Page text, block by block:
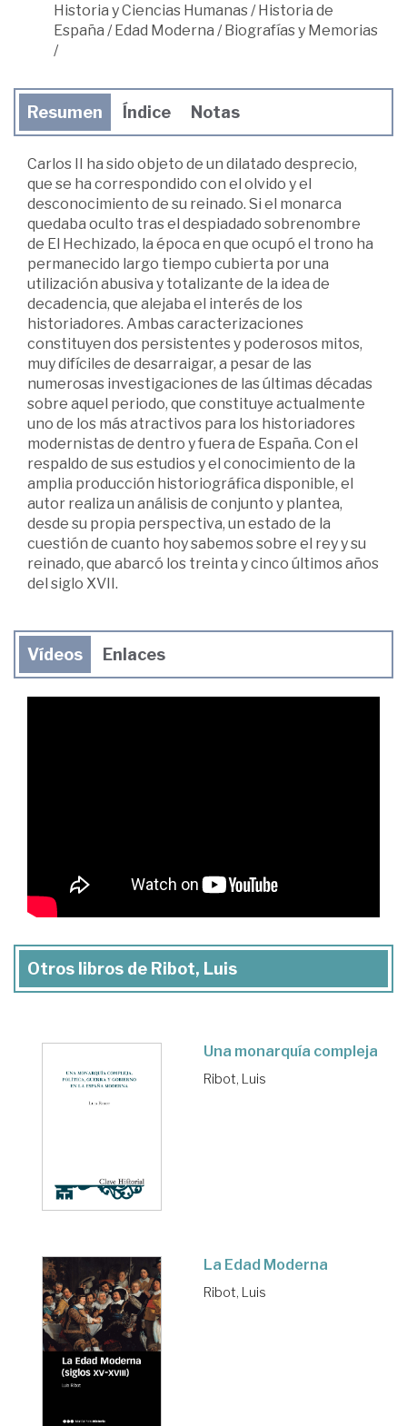
Historia y Ciencias Humanas /Historia de
España /Edad Moderna /Biografías y Memorias
/
Resumen Índice Notas
Carlos II ha sido objeto de un dilatado desprecio,
que se ha correspondido con el olvido y el
desconocimiento de su reinado. Si el monarca
quedaba oculto tras el despiadado sobrenombre
de El Hechizado, la época en que ocupó el trono ha
permanecido largo tiempo cubierta por una
utilización abusiva y totalizante de la idea de
decadencia, que alejaba el interés de los
historiadores. Ambas caracterizaciones
constituyen dos persistentes y poderosos mitos,
muy difíciles de desarraigar, a pesar de las
numerosas investigaciones de las últimas décadas
sobre aquel periodo, que constituye actualmente
uno de los más atractivos para los historiadores
modernistas de dentro y fuera de España. Con el
respaldo de sus estudios y el conocimiento de la
amplia producción historiográfica disponible, el
autor realiza un análisis de conjunto y plantea,
desde su propia perspectiva, un estado de la
cuestión de cuanto hoy sabemos sobre el rey y su
reinado, que abarcó los treinta y cinco últimos años
del siglo XVII.
Vídeos Enlaces
Otros libros de Ribot, Luis
Una monarquía compleja
Ribot, Luis
La Edad Moderna
Ribot, Luis